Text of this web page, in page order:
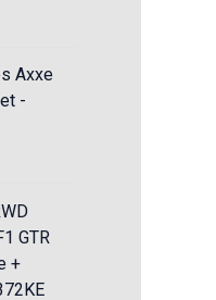
Axxe
-
GTR
+